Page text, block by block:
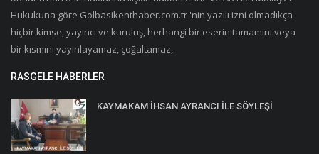
Hukukuna göre Golbasikenthaber.com.tr 'nin yazılı izni olmadıkça
hiçbir kimse, yayıncı ve kuruluş, herhangi bir eserin tamamını veya
bir kısmını yayınlayamaz, çoğaltamaz,
RASGELE HABERLER
KAYMAKAM İHSAN AYRANCI İLE SÖYLEŞİ